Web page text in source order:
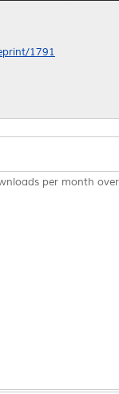
1791
per month